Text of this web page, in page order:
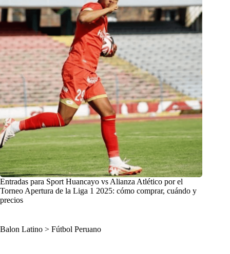
Entradas para Sport Huancayo vs Alianza Atlético por el
Torneo Apertura de la Liga 1 2025: cómo comprar, cuándo y
precios
Balon Latino > Fútbol Peruano